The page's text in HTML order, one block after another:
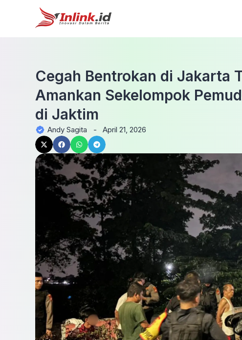
Cegah Bentrokan di Jakarta
Amankan Sekelompok
di Jaktim
Andy Sagita - April 21, 2026